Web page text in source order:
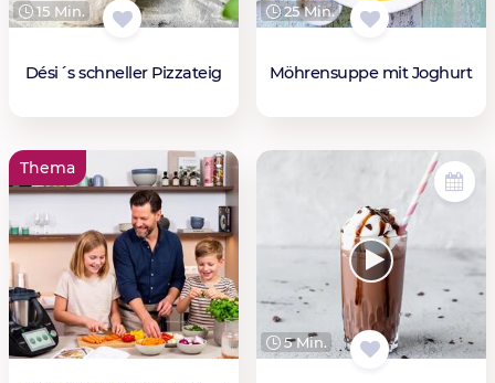
15 Min.
Dési´s schneller Pizzateig
25 Min.
Möhrensuppe mit Joghurt
Thema
5 Min.